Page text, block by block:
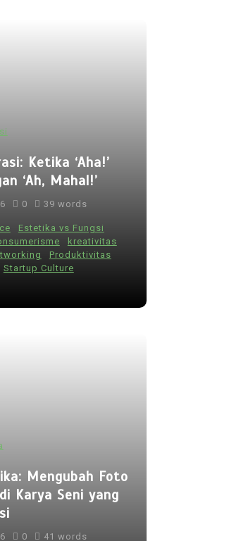
Ketika ‘Aha!’
‘Ah, Mahal!’
0 39 words
Estetika vs Fungsi
kreativitas
Produktivitas
Startup Culture
Mengubah Foto
Karya Seni yang
0 41 words